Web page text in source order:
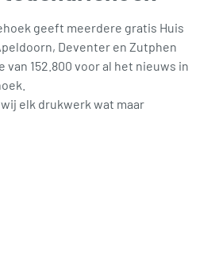
geeft meerdere gratis Huis
Deventer en Zutphen
van 152.800 voor al het nieuws in
elk drukwerk wat maar